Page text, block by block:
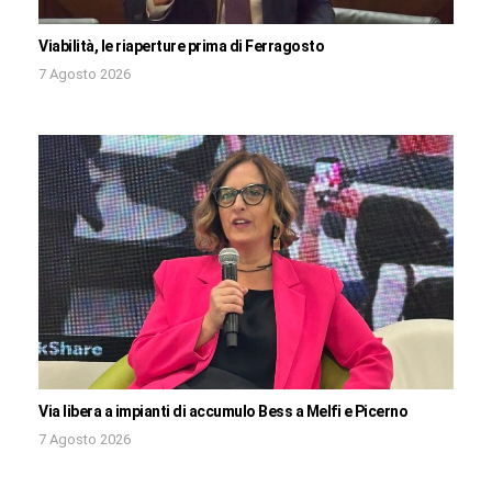
Viabilità, le riaperture prima di Ferragosto
7 Agosto 2026
Via libera a impianti di accumulo Bess a Melfi e Picerno
7 Agosto 2026